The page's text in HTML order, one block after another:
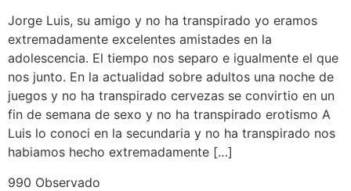
Jorge Luis, su amigo y no ha transpirado yo eramos
extremadamente excelentes amistades en la
adolescencia. El tiempo nos separo e igualmente el que
nos junto. En la actualidad sobre adultos una noche de
juegos y no ha transpirado cervezas se convirtio en un
fin de semana de sexo y no ha transpirado erotismo A
Luis lo conoci en la secundaria y no ha transpirado nos
habiamos hecho extremadamente […]
990 Observado